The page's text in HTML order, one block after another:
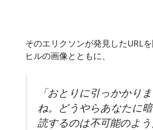
そのエリクソンが発見したURL
ヒルの画像とともに、
「おとりに引っかかり
ね。どうやらあなたに
読するのは不可能のよう